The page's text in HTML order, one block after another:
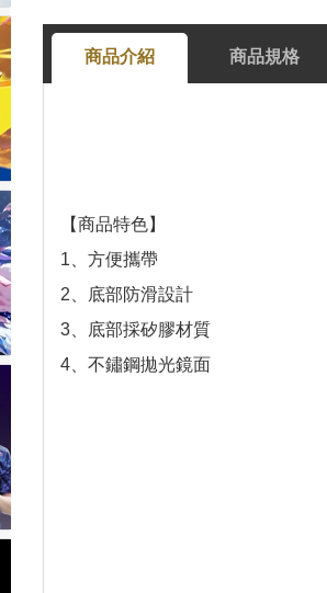
商品介紹 商品規格
【商品特色】
1、方便攜帶
2、底部防滑設計
3、底部採矽膠材質
4、不鏽鋼拋光鏡面